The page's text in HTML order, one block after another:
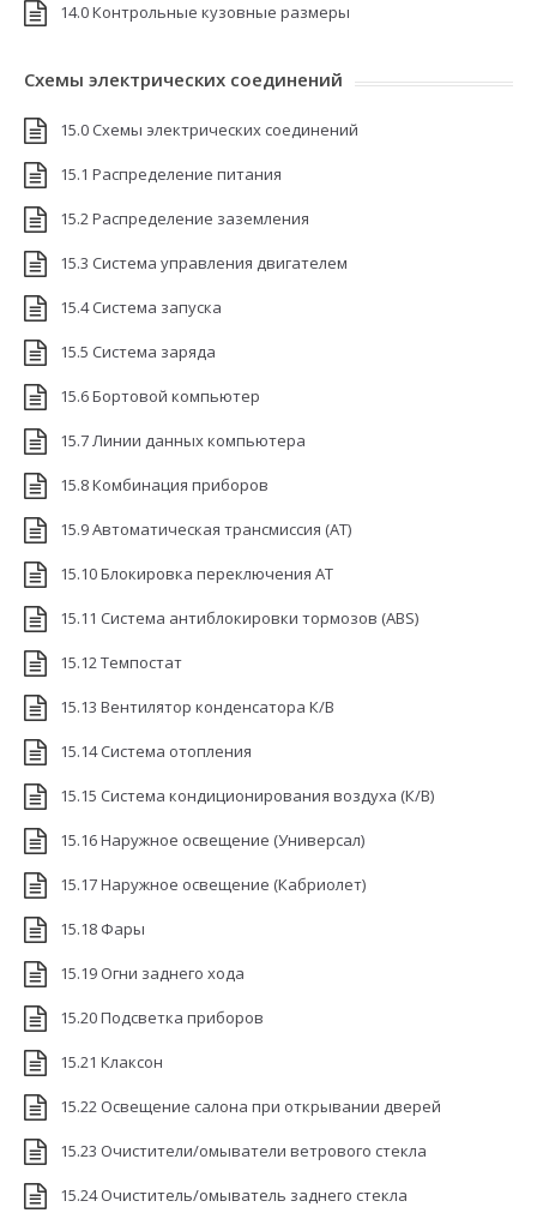
14.0 Контрольные кузовные размеры
Схемы электрических соединений
15.0 Схемы электрических соединений
15.1 Распределение питания
15.2 Распределение заземления
15.3 Система управления двигателем
15.4 Система запуска
15.5 Система заряда
15.6 Бортовой компьютер
15.7 Линии данных компьютера
15.8 Комбинация приборов
15.9 Автоматическая трансмиссия (АТ)
15.10 Блокировка переключения АТ
15.11 Система антиблокировки тормозов (ABS)
15.12 Темпостат
15.13 Вентилятор конденсатора К/В
15.14 Система отопления
15.15 Система кондиционирования воздуха (К/В)
15.16 Наружное освещение (Универсал)
15.17 Наружное освещение (Кабриолет)
15.18 Фары
15.19 Огни заднего хода
15.20 Подсветка приборов
15.21 Клаксон
15.22 Освещение салона при открывании дверей
15.23 Очистители/омыватели ветрового стекла
15.24 Очиститель/омыватель заднего стекла